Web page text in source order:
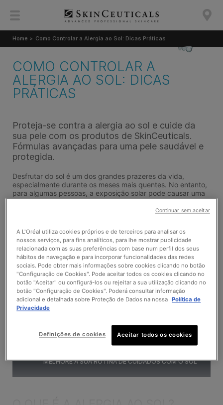
Home > Como Controlar a Alergia ao Sol: Dicas Práticas
COMO CONTROLAR A
ALERGIA AO SOL: DICAS
PRÁTICAS
Proteja-se contra a alergia ao sol e cuide da
sua pele com os produtos de SkinCeuticals.
Fórmulas avançadas para uma pele saudável e
protegida.
Desfrutar do sol é um dos grandes prazeres da vida,
especialmente durante os meses mais quentes. No entanto,
para algumas pessoas, a exposição solar pode causar uma
condição menos conhecida, mas bastante incómoda:a
. Este artigo procura esclarecer o que é a
condição, com um foco especial nos produtos SkinCeuticals
que podem ajudar. É essencial compreender o impacto da
alergia ao sol não só na saúde física, mas também no bem-
estar mental, uma vez que pode limitar as atividades ao ar
livre em dias de sol.
O QUE É A ALERGIA AO SOL?
MELHORE A SUA ROTINA DE CUIDADOS COM O SOL
A L'Oréal utiliza cookies próprios e de terceiros para analisar os
nossos serviços, para fins analíticos, para lhe mostrar publicidade
relacionada com as suas preferências com base num perfil dos seus
hábitos de navegação e para incorporar funcionalidades das redes
sociais. Pode obter mais informações sobre cookies clicando no botão
"Configuração de Cookies". Pode aceitar todos os cookies clicando no
botão "Aceitar" ou configurá-los ou rejeitar a sua utilização clicando no
botão "Configuração de Cookies". Poderá consultar informação
adicional e detalhada sobre Proteção de Dados na nossa Política de
Privacidade
Definições de cookies Aceitar todos os cookies
Continuar sem aceitar